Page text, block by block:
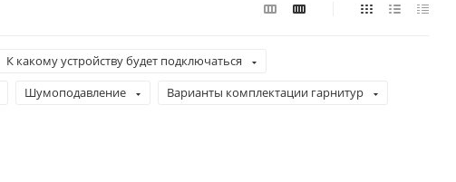
К какому устройству будет подключаться
Шумоподавление Варианты комплектации гарнитур